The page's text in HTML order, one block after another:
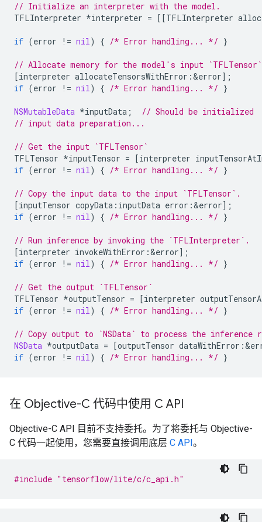
// Initialize an interpreter with the model.
TFLInterpreter *interpreter = [[TFLInterpreter alloc
if (error != nil) { /* Error handling... */ }
// Allocate memory for the model's input
[interpreter allocateTensorsWithError :&error];
if (error != nil) { /* Error handling... */ }
NSMutableData *inputData ;
// Should be initialized
// input data preparation...
// Get the input `TFLTensor`
TFLTensor *inputTensor = [interpreter
if (error != nil) { /* Error handling... */ }
// Copy the input data to the input `TFLTensor`.
[inputTensor copyData : inputData error :&error];
if (error != nil) { /* Error handling... */ }
// Run inference by invoking the `TFLInterpreter`.
[interpreter invokeWithError :&error];
if (error != nil) { /* Error handling... */ }
// Get the output `TFLTensor`
TFLTensor *outputTensor = [interpreter
if (error != nil) { /* Error handling... */ }
// Copy output to `NSData` to process the inference
NSData *outputData = [outputTensor dataWithError :&
if (error != nil) { /* Error handling... */ }
在 Objective-C 代码中使用 C API
Objective-C API 目前不支持委托。为了将委托与 Objective-
C 代码一起使用，您需要直接调用底层 C API。
#include "tensorflow/lite/c/c_api.h"